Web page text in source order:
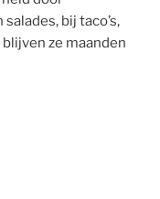
bij taco’s,
ze maanden